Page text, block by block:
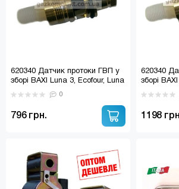
620340 Датчик протоки ГВП у
зборі BAXI Luna 3, Ecofour, Luna
3 Comfort, WESTEN, ECA,
TEPLOWEST, PROTHERM,
BONGIOANNI, MORA TOP,
АТОН, DE DIETRICH
0
796 грн.
620340
зборі
3 Comfort,
АТОН, DE
1198